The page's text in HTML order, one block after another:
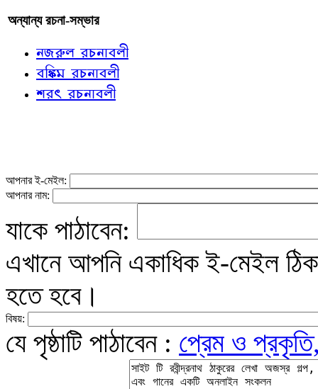
অন্যান্য রচনা-সম্ভার
নজরুল রচনাবলী
বঙ্কিম রচনাবলী
শরৎ রচনাবলী
আপনার ই-মেইল:
আপনার নাম:
যাকে পাঠাবেন:
এখানে আপনি একাধিক ই-মেইল
হতে হবে।
বিষয়:
যে পৃষ্ঠাটি পাঠাবেন : প্রেম ও